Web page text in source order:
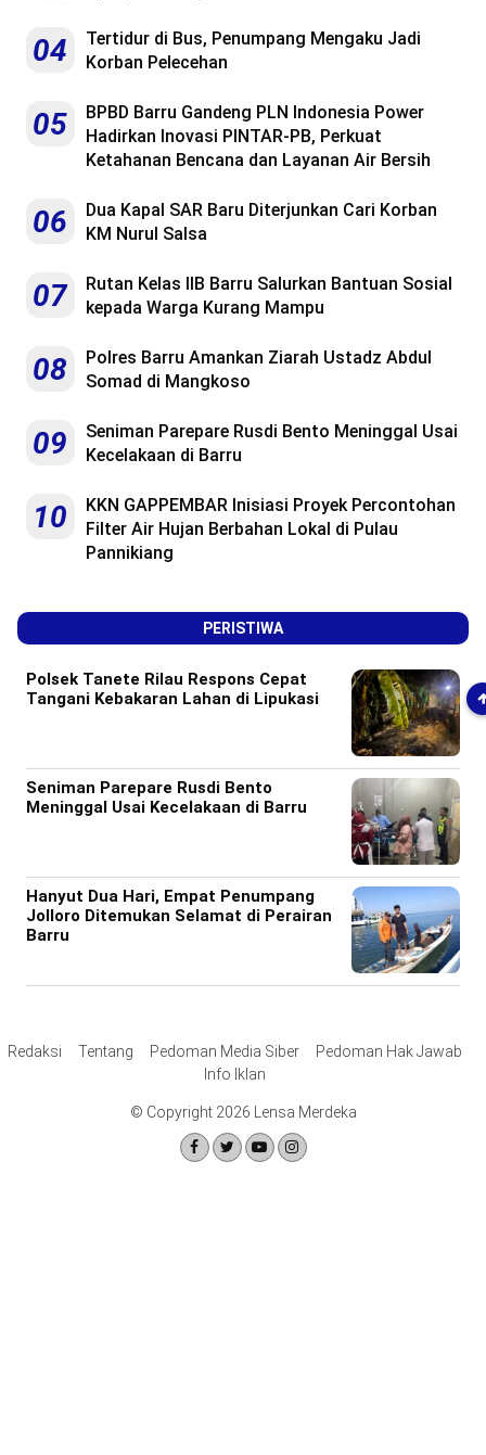
04
Tertidur di Bus, Penumpang Mengaku Jadi
Korban Pelecehan
05
BPBD Barru Gandeng PLN Indonesia Power
Hadirkan Inovasi PINTAR-PB, Perkuat
Ketahanan Bencana dan Layanan Air Bersih
06
Dua Kapal SAR Baru Diterjunkan Cari Korban
KM Nurul Salsa
07
Rutan Kelas IIB Barru Salurkan Bantuan Sosial
kepada Warga Kurang Mampu
08
Polres Barru Amankan Ziarah Ustadz Abdul
Somad di Mangkoso
09
Seniman Parepare Rusdi Bento Meninggal Usai
Kecelakaan di Barru
10
KKN GAPPEMBAR Inisiasi Proyek Percontohan
Filter Air Hujan Berbahan Lokal di Pulau
Pannikiang
PERISTIWA
Polsek Tanete Rilau Respons Cepat
Tangani Kebakaran Lahan di Lipukasi
Seniman Parepare Rusdi Bento
Meninggal Usai Kecelakaan di Barru
Hanyut Dua Hari, Empat Penumpang
Jolloro Ditemukan Selamat di Perairan
Barru
Redaksi Tentang Pedoman Media Siber
Pedoman Hak Jawab
Info Iklan
© Copyright 2026 Lensa Merdeka